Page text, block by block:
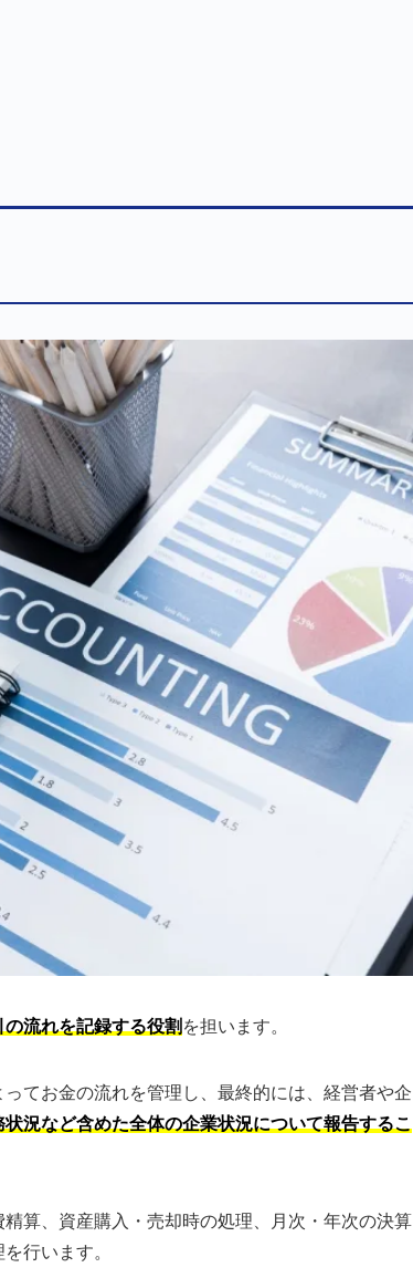
流れを記録する役割 を担います。
てお金の流れを管理し、最終的には、経営者や企
況など含めた全体の企業状況について報告するこ
算、資産購入・売却時の処理、月次・年次の決算
行います。